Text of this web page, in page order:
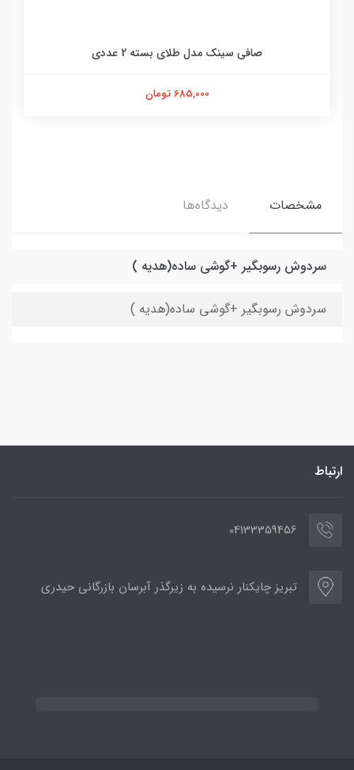
صافی سینک مدل طلای بسته 2 عددی
685,000 تومان
مشخصات دیدگاه‌ها
سردوش رسوبگیر +گوشی ساده(هدیه )
سردوش رسوبگیر +گوشی ساده(هدیه )
ارتباط
04133359456
تبریز چایکنار نرسیده به زیرگذر آبرسان بازرگانی حیدری